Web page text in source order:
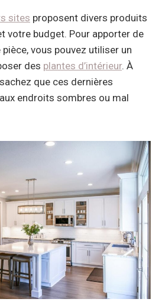
sites proposent divers produits
votre budget. Pour apporter de
vous pouvez utiliser un
des plantes d’intérieur. À
que ces dernières
endroits sombres ou mal